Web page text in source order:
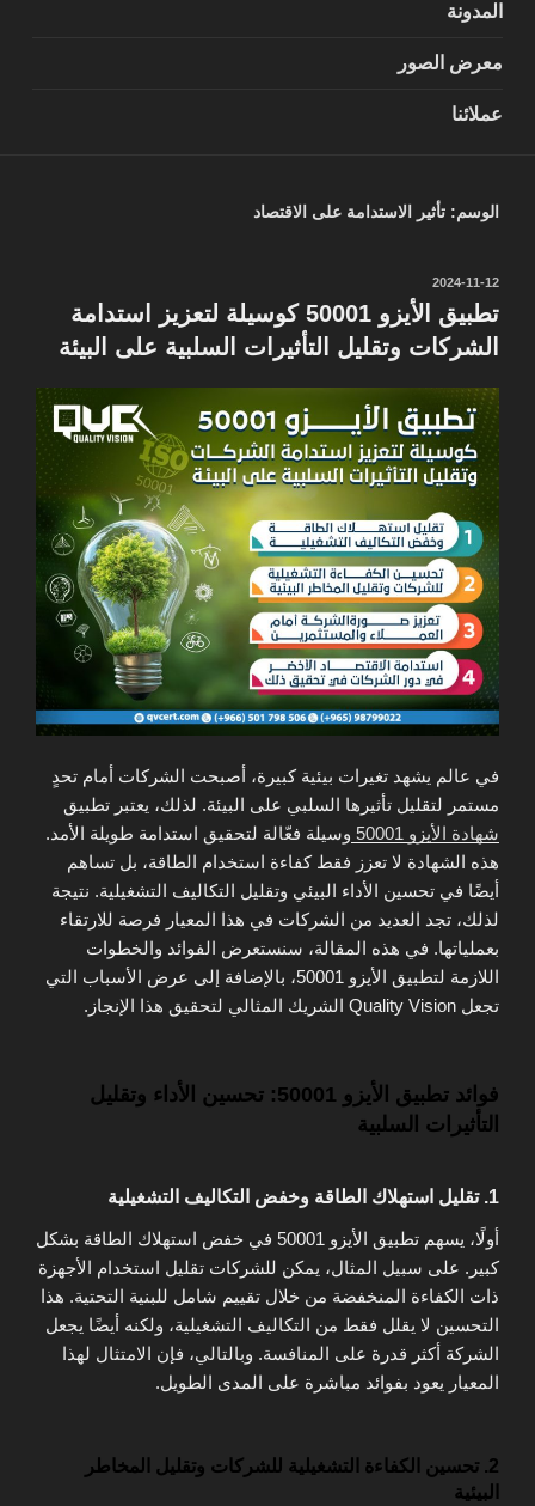
المدونة
معرض الصور
عملائنا
الوسم: تأثير الاستدامة على الاقتصاد
نُشر
2024-11-12
تطبيق الأيزو 50001 كوسيلة لتعزيز استدامة
الشركات وتقليل التأثيرات السلبية على البيئة
في عالم يشهد تغيرات بيئية كبيرة، أصبحت الشركات أمام تحدٍ
مستمر لتقليل تأثيرها السلبي على البيئة. لذلك، يعتبر تطبيق
شهادة الأيزو 50001
وسيلة فعّالة لتحقيق استدامة طويلة الأمد.
هذه الشهادة لا تعزز فقط كفاءة استخدام الطاقة، بل تساهم
أيضًا في تحسين الأداء البيئي وتقليل التكاليف التشغيلية. نتيجة
لذلك، تجد العديد من الشركات في هذا المعيار فرصة للارتقاء
بعملياتها. في هذه المقالة، سنستعرض الفوائد والخطوات
اللازمة لتطبيق الأيزو 50001، بالإضافة إلى عرض الأسباب التي
تجعل Quality Vision الشريك المثالي لتحقيق هذا الإنجاز.
فوائد تطبيق الأيزو 50001: تحسين الأداء وتقليل
التأثيرات السلبية
1. تقليل استهلاك الطاقة وخفض التكاليف التشغيلية
أولًا، يسهم تطبيق الأيزو 50001 في خفض استهلاك الطاقة بشكل
كبير. على سبيل المثال، يمكن للشركات تقليل استخدام الأجهزة
ذات الكفاءة المنخفضة من خلال تقييم شامل للبنية التحتية. هذا
التحسين لا يقلل فقط من التكاليف التشغيلية، ولكنه أيضًا يجعل
الشركة أكثر قدرة على المنافسة. وبالتالي، فإن الامتثال لهذا
المعيار يعود بفوائد مباشرة على المدى الطويل.
2. تحسين الكفاءة التشغيلية للشركات وتقليل المخاطر
البيئية